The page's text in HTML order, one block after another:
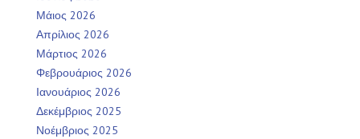
Μάιος 2026
Απρίλιος 2026
Μάρτιος 2026
Φεβρουάριος 2026
Ιανουάριος 2026
Δεκέμβριος 2025
Νοέμβριος 2025